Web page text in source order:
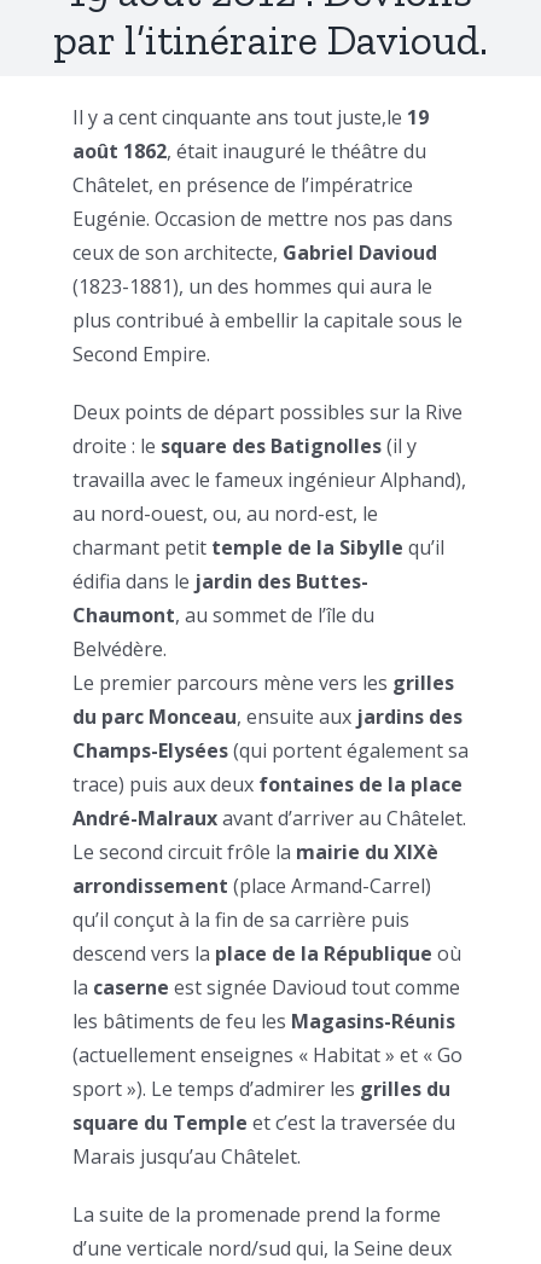
par l’itinéraire Davioud.
Il y a cent cinquante ans tout juste,le 19
août 1862, était inauguré le théâtre du
Châtelet, en présence de l’impératrice
Eugénie. Occasion de mettre nos pas dans
ceux de son architecte, Gabriel Davioud
(1823-1881), un des hommes qui aura le
plus contribué à embellir la capitale sous le
Second Empire.
Deux points de départ possibles sur la Rive
droite : le square des Batignolles(il y
travailla avec le fameux ingénieur Alphand),
au nord-ouest, ou, au nord-est, le
charmant petit temple de la Sibylle qu’il
édifia dans le jardin des Buttes-
Chaumont, au sommet de l’île du
Belvédère.
Le premier parcours mène vers les grilles
du parc Monceau, ensuite aux jardins des
Champs-Elysées(qui portent également sa
trace) puis aux deux fontaines de la place
André-Malrauxavant d’arriver au Châtelet.
Le second circuit frôle la mairie du XIXè
arrondissement (place Armand-Carrel)
qu’il conçut à la fin de sa carrière puis
descend vers la place de la République où
la caserne est signée Davioud tout comme
les bâtiments de feu les Magasins-Réunis
(actuellement enseignes « Habitat » et « Go
sport »). Le temps d’admirer les grilles du
square du Temple et c’est la traversée du
Marais jusqu’au Châtelet.
La suite de la promenade prend la forme
d’une verticale nord/sud qui, la Seine deux